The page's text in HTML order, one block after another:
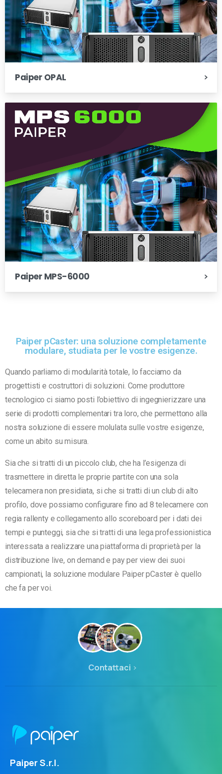
Paiper OPAL
Paiper MPS-6000
Paiper pCaster: una soluzione completamente
modulare, studiata per le vostre esigenze.
Quando parliamo di modularità totale, lo facciamo da
progettisti e costruttori di soluzioni. Come produttore
tecnologico ci siamo posti l’obiettivo di ingegnierizzare una
serie di prodotti complementari tra loro, che permettono alla
nostra soluzione di essere molulata sulle vostre esigenze,
come un abito su misura.
Sia che si tratti di un piccolo club, che ha l’esigenza di
trasmettere in diretta le proprie partite con una sola
telecamera non presidiata, si che si tratti di un club di alto
profilo, dove possiamo configurare fino ad 8 telecamere con
regia rallenty e collegamento allo scoreboard per i dati dei
tempi e punteggi, sia che si tratti di una lega professionistica
interessata a realizzare una piattaforma di proprietà per la
distribuzione live, on demand e pay per view dei suoi
campionati, la soluzione modulare Paiper pCaster è quello
che fa per voi.
Contattaci
Paiper S.r.l.